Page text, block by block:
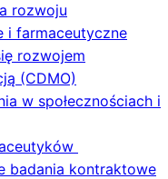
rozwoju
i farmaceutyczne
rozwojem
(CDMO)
w społecznościach i
badania kontraktowe